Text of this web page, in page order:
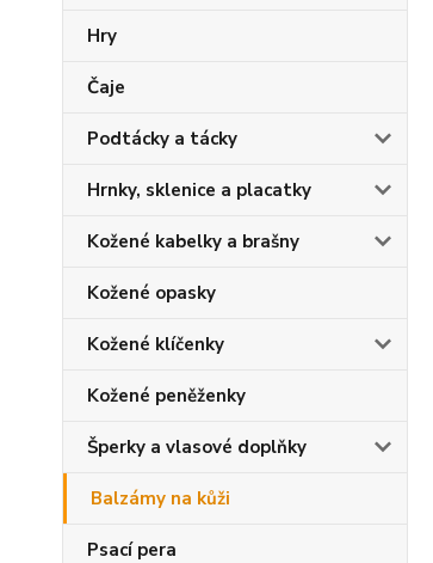
Hry
Čaje
Podtácky a tácky
Hrnky, sklenice a placatky
Kožené kabelky a brašny
Kožené opasky
Kožené klíčenky
Kožené peněženky
Šperky a vlasové doplňky
Balzámy na kůži
Psací pera